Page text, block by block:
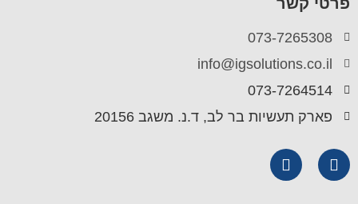
073-7265308
info@igsolutions.co.il
073-7264514
פארק תעשיות בר לב, ד.נ. משגב 20156